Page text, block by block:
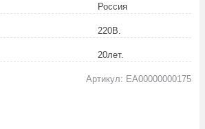
Россия
220В.
20лет.
Артикул: EA00000000175